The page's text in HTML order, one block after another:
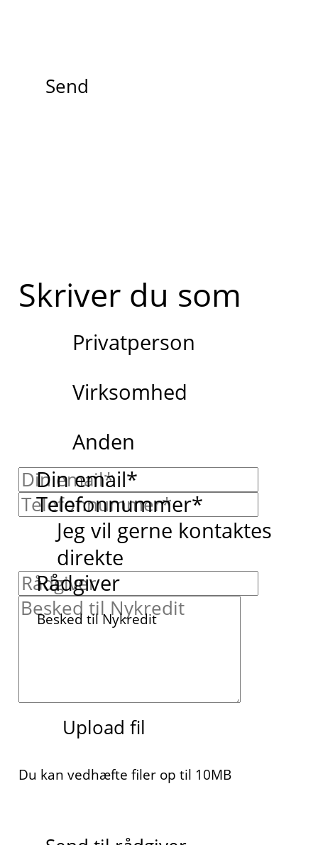
Send
Skriver du som
Privatperson
Virksomhed
Anden
Din email*
Telefonnummer*
Jeg vil gerne kontaktes
direkte
Rådgiver
Besked til Nykredit
Upload fil
Du kan vedhæfte filer op til 10MB